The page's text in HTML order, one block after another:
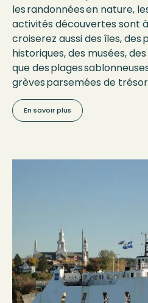
les randonnées en nature,
activités découvertes sont
croiserez aussi des îles, des
historiques, des musées,
que des plages
grèves parsemées de
En savoir plus